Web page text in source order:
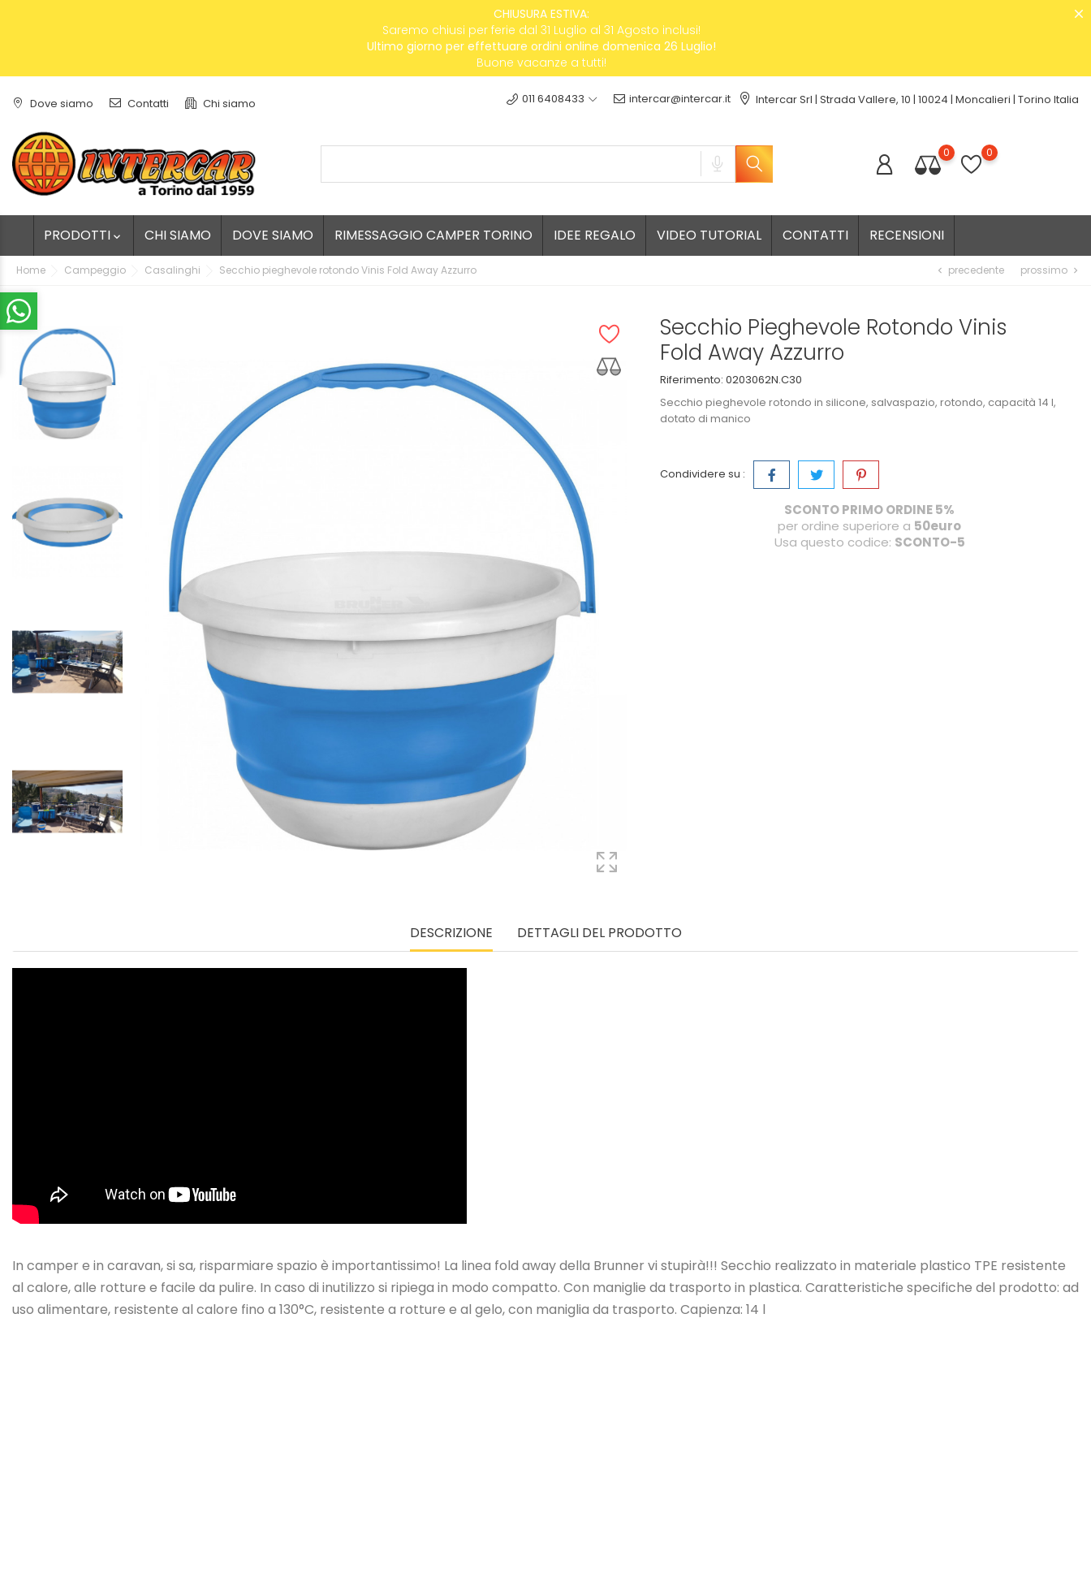
CHIUSURA ESTIVA:
Saremo chiusi per ferie dal 31 Luglio al 31 Agosto inclusi!
Ultimo giorno per effettuare ordini online domenica 26 Luglio!
Buone vacanze a tutti!
Dove siamo Contatti Chi siamo 011 6408433 intercar@intercar.it Intercar Srl | Strada Vallere, 10 | 10024 | Moncalieri | Torino Italia
0 0
PRODOTTI  CHI SIAMO DOVE SIAMO RIMESSAGGIO CAMPER TORINO IDEE REGALO VIDEO TUTORIAL CONTATTI RECENSIONI
Home Campeggio Casalinghi Secchio pieghevole rotondo Vinis Fold Away Azzurro chevron_left precedente prossimo chevron_right
Secchio Pieghevole Rotondo Vinis
Fold Away Azzurro
Riferimento: 0203062N.C30
Secchio pieghevole rotondo in silicone, salvaspazio, rotondo, capacità 14 l,
dotato di manico
Condividere su :
SCONTO PRIMO ORDINE 5%
per ordine superiore a 50euro
Usa questo codice: SCONTO-5
DESCRIZIONE DETTAGLI DEL PRODOTTO
In camper e in caravan, si sa, risparmiare spazio è importantissimo! La linea fold away della Brunner vi stupirà!!! Secchio realizzato in materiale plastico TPE resistente
al calore, alle rotture e facile da pulire. In caso di inutilizzo si ripiega in modo compatto. Con maniglie da trasporto in plastica. Caratteristiche specifiche del prodotto: ad
uso alimentare, resistente al calore fino a 130°C, resistente a rotture e al gelo, con maniglia da trasporto. Capienza: 14 l